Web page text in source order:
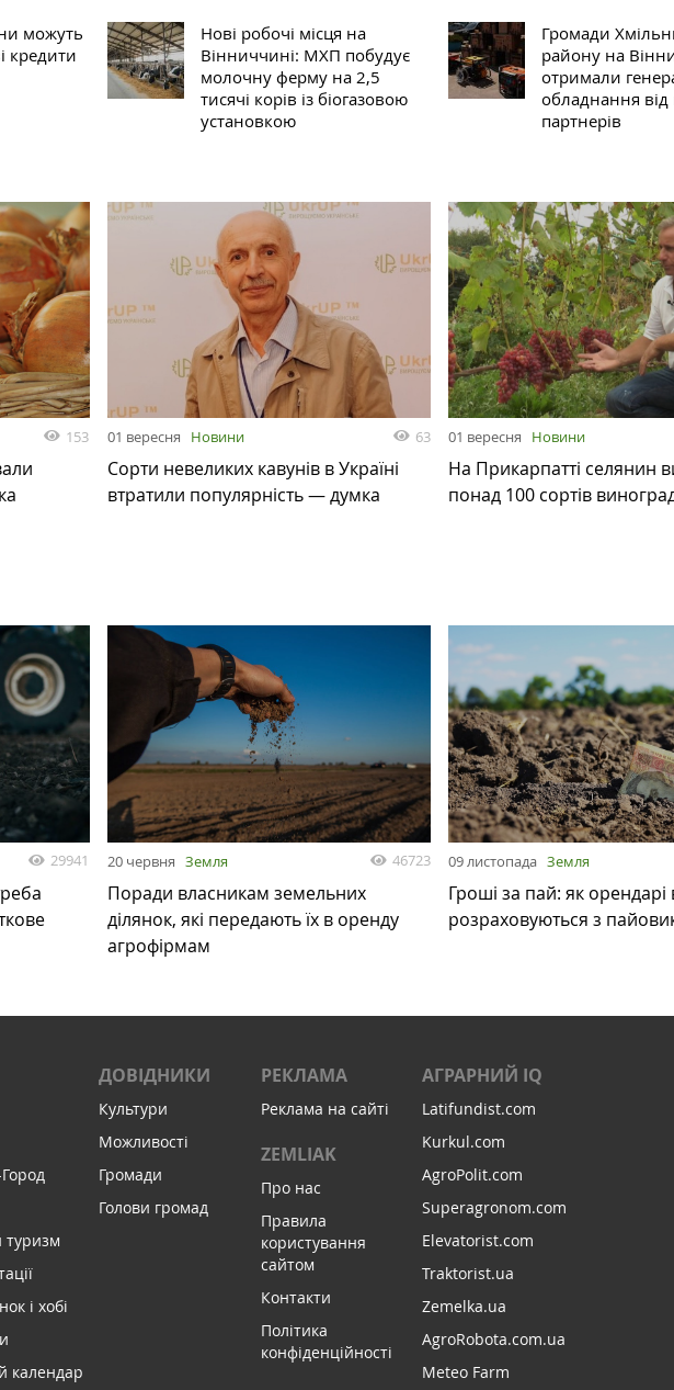
можуть
кредити
Нові робочі місця на
Вінниччині: МХП побудує
молочну ферму на 2,5
тисячі корів із біогазовою
установкою
Громади
району на
отримали
обладнання
партнерів
153 01 вересня Новини 63
Сорти невеликих кавунів в Україні
втратили популярність — думка
01 вересня Новини
На Прикарпатті селянин
понад 100 сортів
29941 20 червня Земля 46723
Поради власникам земельних
ділянок, які передають їх в оренду
агрофірмам
09 листопада Земля
Гроші за пай: як орендарі
розраховуються з
туризм
і хобі
календар
ДОВІДНИКИ
Культури
Можливості
Громади
Голови громад
РЕКЛАМА
Реклама на сайті
ZEMLIAK
Про нас
Правила
користування
сайтом
Контакти
Політика
конфіденційності
АГРАРНИЙ IQ
Latifundist.com
Kurkul.com
AgroPolit.com
Superagronom.com
Elevatorist.com
Traktorist.ua
Zemelka.ua
AgroRobota.com.ua
Meteo Farm